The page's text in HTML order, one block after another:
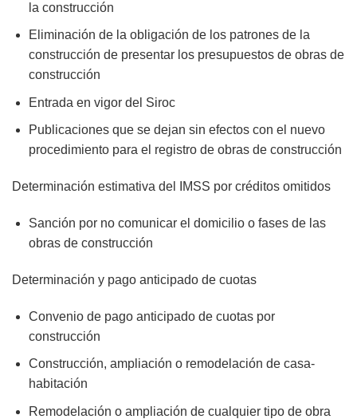
la construcción
Eliminación de la obligación de los patrones de la
construcción de presentar los presupuestos de obras de
construcción
Entrada en vigor del Siroc
Publicaciones que se dejan sin efectos con el nuevo
procedimiento para el registro de obras de construcción
Determinación estimativa del IMSS por créditos omitidos
Sanción por no comunicar el domicilio o fases de las
obras de construcción
Determinación y pago anticipado de cuotas
Convenio de pago anticipado de cuotas por
construcción
Construcción, ampliación o remodelación de casa-
habitación
Remodelación o ampliación de cualquier tipo de obra